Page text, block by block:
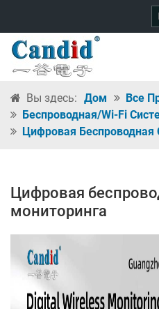
Вы здесь: Дом
Все
Беспроводная/Wi-Fi
Цифровая Беспроводная
Цифровая
мониторинга